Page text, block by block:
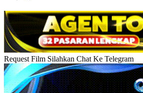
Request Film Silahkan Chat Ke Telegram